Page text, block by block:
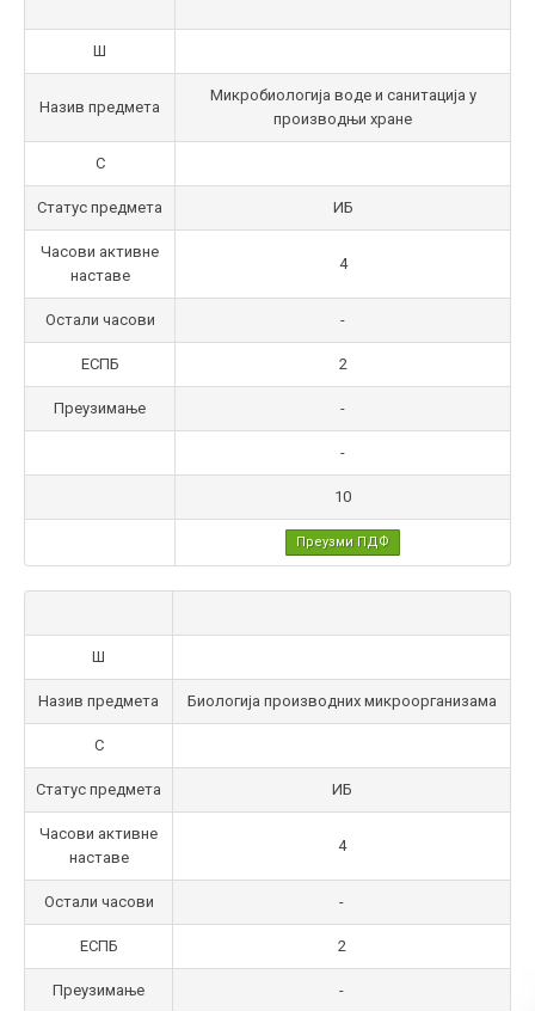
Ш
Назив предмета
Микробиологија воде и санитација у
производњи хране
С
Статус предмета ИБ
Часови активне
наставе
4
Остали часови -
ЕСПБ 2
Преузимање -
-
10
Преузми ПДФ
Ш
Назив предмета Биологија производних микроорганизама
С
Статус предмета ИБ
Часови активне
наставе
4
Остали часови -
ЕСПБ 2
Преузимање -